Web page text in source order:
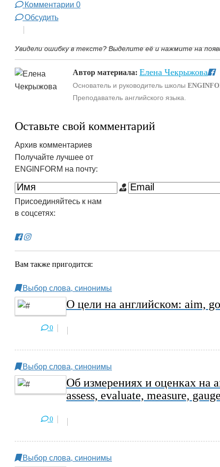
Комментарии 0
Обсудить
Увидели ошибку в тексте? Выделите её и нажмите на
Автор материала: Елена Чекрыжова
Основатель и руководитель школы
Преподаватель английского языка.
Оставьте свой комментарий
Архив комментариев
Получайте лучшее от
ENGINFORM на почту:
Присоединяйтесь к нам
в соцсетях:
Вам также пригодится:
Выбор слова, синонимы
О цели на английском: aim,
0
Выбор слова, синонимы
Об измерениях и оценках на
assess, evaluate, measure,
0
Выбор слова, синонимы